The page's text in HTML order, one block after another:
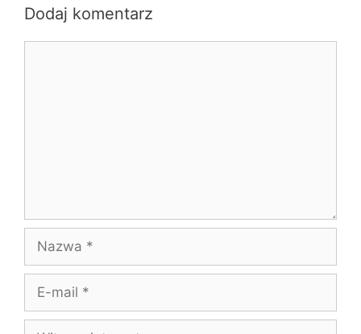
Dodaj komentarz
mail